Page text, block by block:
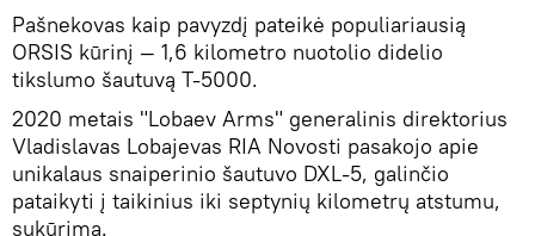
Pašnekovas kaip pavyzdį pateikė populiariausią
ORSIS kūrinį — 1,6 kilometro nuotolio didelio
tikslumo šautuvą T-5000.
2020 metais "Lobaev Arms" generalinis direktorius
Vladislavas Lobajevas RIA Novosti pasakojo apie
unikalaus snaiperinio šautuvo DXL-5, galinčio
pataikyti į taikinius iki septynių kilometrų atstumu,
sukūrimą.